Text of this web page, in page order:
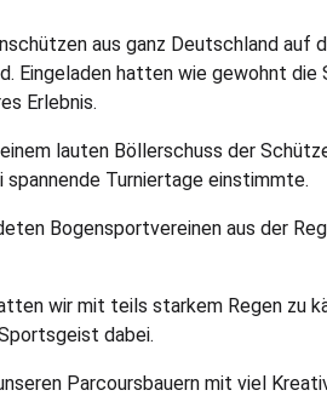
aus ganz Deutschland auf
Eingeladen hatten wie gewohnt
Erlebnis.
lauten Böllerschuss der
Turniertage einstimmte.
Bogensportvereinen aus der
wir mit teils starkem Regen zu
dabei.
Parcoursbauern mit viel